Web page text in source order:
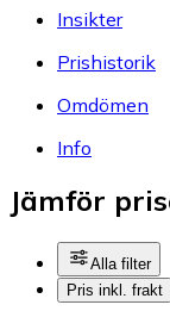
Insikter
Prishistorik
Omdömen
Info
Jämför
Alla filter
Pris inkl. frakt